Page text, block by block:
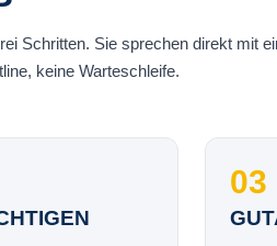
Schritten. Sie sprechen direkt mit
keine Warteschleife.
03